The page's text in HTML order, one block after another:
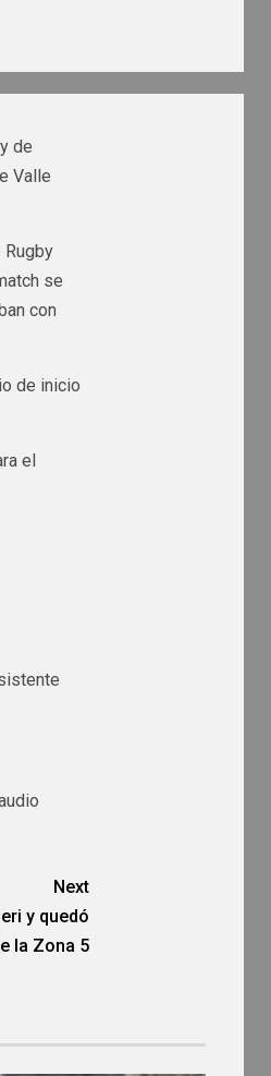
de
Valle
Rugby
se
con
de inicio
el
Next
y quedó
la Zona 5